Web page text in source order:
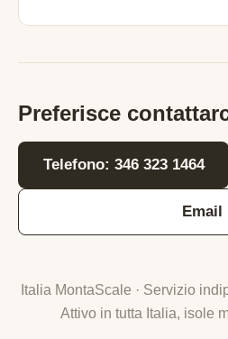
Preferisce
Telefono: 346 323 1464
Email
Italia MontaScale · Servizio
Attivo in tutta Italia, isole